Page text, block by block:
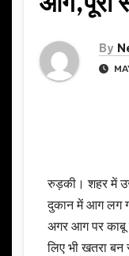
By
रुड़की। शहर में
दुकान में आग लग
अगर आग पर काबू
लिए भी खतरा